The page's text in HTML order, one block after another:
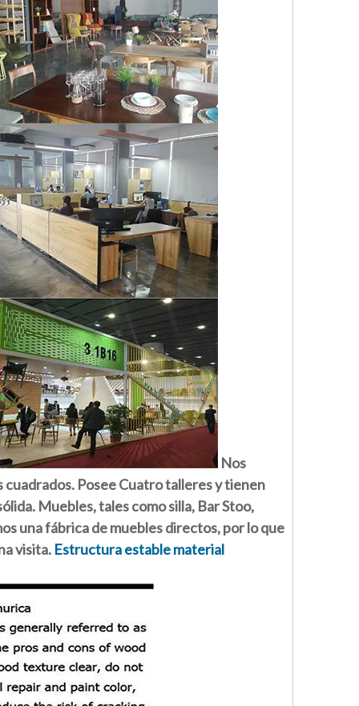
Nos
Posee Cuatro talleres y tienen
Muebles, tales como silla, Bar Stoo,
una fábrica de muebles directos, por lo que
visita. Estructura estable material